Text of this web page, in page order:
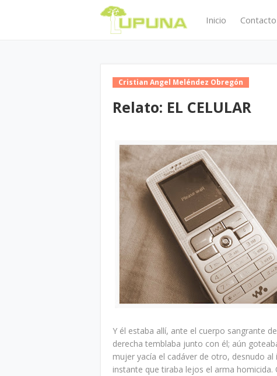
Inicio Contacto
Cristian Angel Meléndez Obregón
Relato: EL CELULAR
Y él estaba allí, ante el cuerpo sangrante
derecha temblaba junto con él; aún
mujer yacía el cadáver de otro, desnudo
instante que tiraba lejos el arma